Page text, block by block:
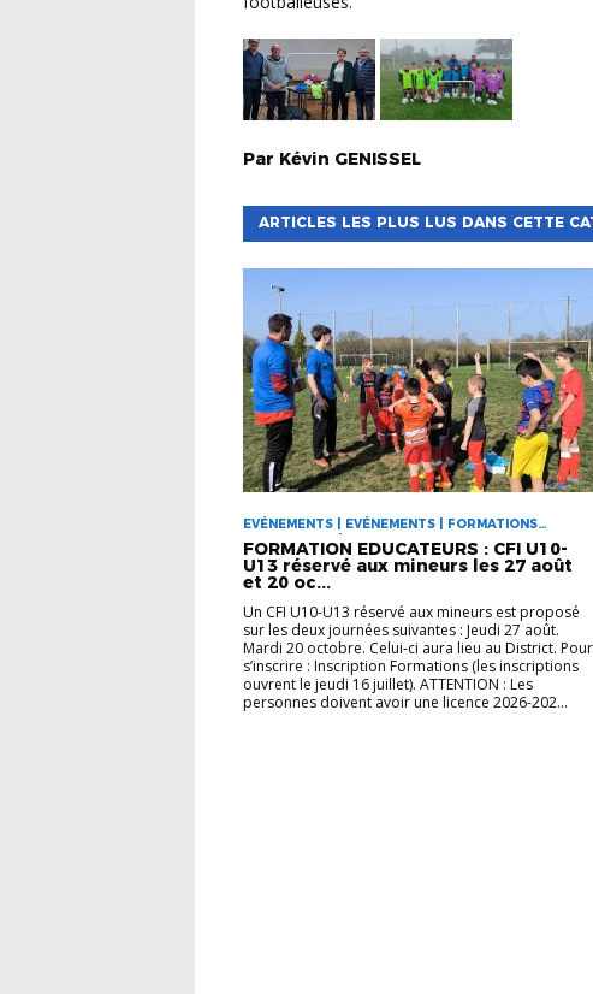
Par Kévin GENISSEL
ARTICLES LES PLUS LUS DANS CETTE
EVÉNEMENTS | EVÉNEMENTS | FORMATIONS
EDUCATEURS | VIE DES CLUBS
FORMATION EDUCATEURS : CFI U10-
U13 réservé aux mineurs les 27 août
et 20 oc...
Un CFI U10-U13 réservé aux mineurs est proposé
sur les deux journées suivantes : Jeudi 27 août.
Mardi 20 octobre. Celui-ci aura lieu au District. Pour
s’inscrire : Inscription Formations (les inscriptions
ouvrent le jeudi 16 juillet). ATTENTION : Les
personnes doivent avoir une licence 2026-202...